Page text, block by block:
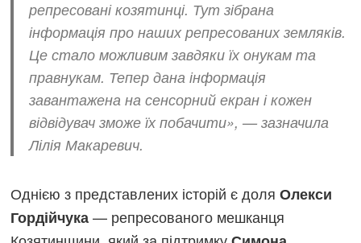
репресовані козятинці. Тут зібрана
інформація про наших репресованих земляків.
Це стало можливим завдяки їх онукам та
правнукам. Тепер дана інформація
завантажена на сенсорний екран і кожен
відвідувач зможе їх побачити», — зазначила
Лілія Макаревич.
Однією з представлених історій є доляОлекси
Гордійчука— репресованого мешканця